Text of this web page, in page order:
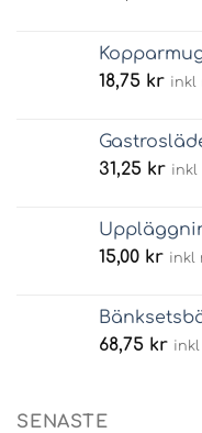
18,75 kr inkl
31,25 kr inkl
15,00 kr inkl
68,75 kr inkl
SENASTE